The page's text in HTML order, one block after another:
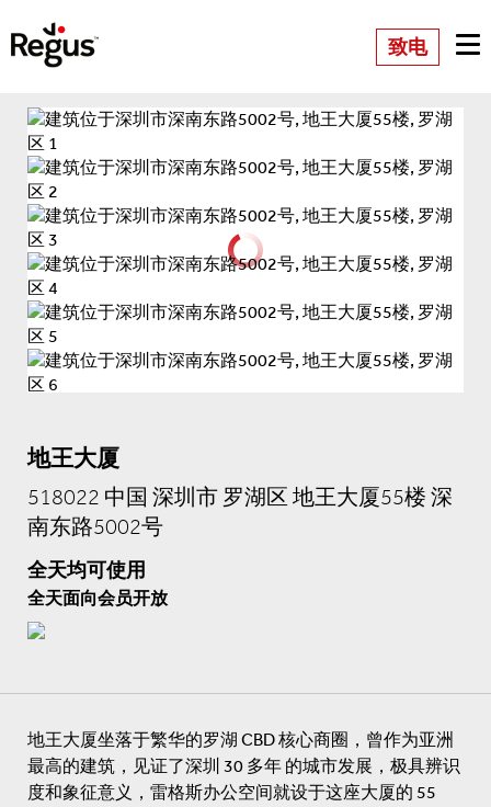
致电
地王大厦
518022 中国 深圳市 罗湖区 地王大厦55楼 深
南东路5002号
全天均可使用
全天面向会员开放
地王大厦坐落于繁华的罗湖 CBD 核心商圈，曾作为亚洲
最高的建筑，见证了深圳 30 多年 的城市发展，极具辨识
度和象征意义，雷格斯办公空间就设于这座大厦的 55